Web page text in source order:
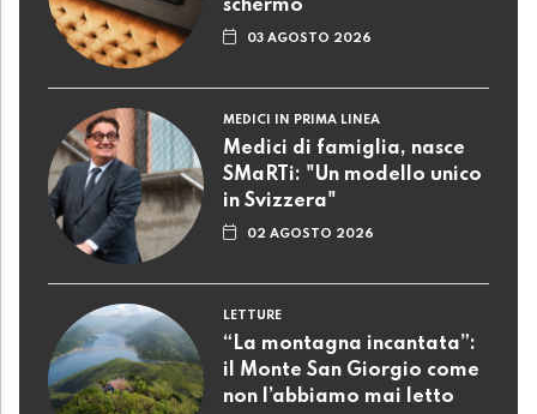
schermo
03 AGOSTO 2026
MEDICI IN PRIMA LINEA
Medici di famiglia, nasce
SMaRTi: "Un modello unico
in Svizzera"
02 AGOSTO 2026
LETTURE
“La montagna incantata”:
il Monte San Giorgio come
non l’abbiamo mai letto